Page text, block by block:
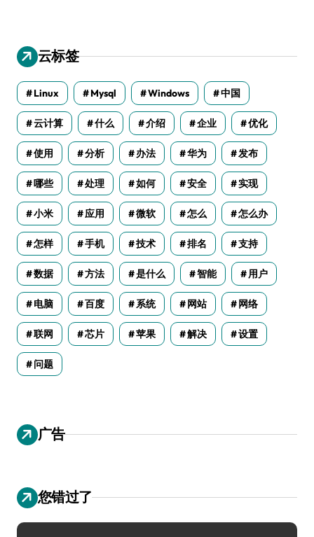
云标签
Linux Mysql Windows 中国
云计算 什么 介绍 企业 优化
使用 分析 办法 华为 发布
哪些 处理 如何 安全 实现
小米 应用 微软 怎么 怎么办
怎样 手机 技术 排名 支持
数据 方法 是什么 智能 用户
电脑 百度 系统 网站 网络
联网 芯片 苹果 解决 设置
问题
广告
您错过了